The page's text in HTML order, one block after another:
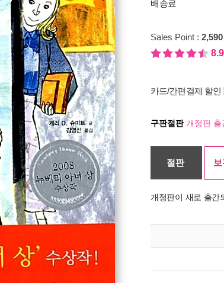
배송료
Sales Point : 2,590
8.9
카드/간편결제 할인
구판절판개정판 출
절판
개정판이 새로 출간